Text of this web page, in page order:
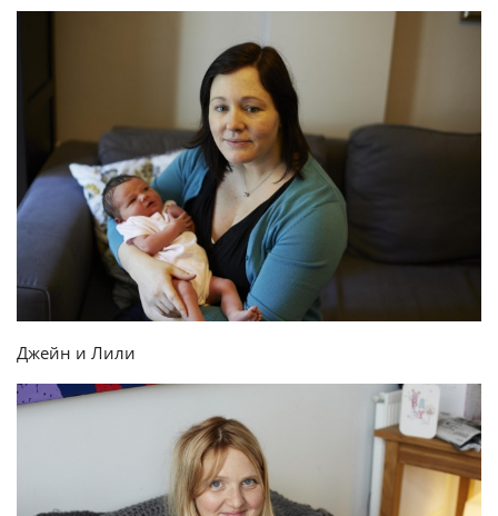
Джейн и Лили